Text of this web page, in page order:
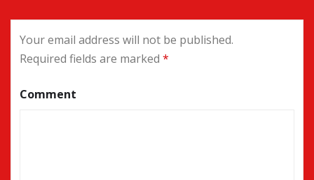
Your email address will not be published.
Required fields are marked *
Comment